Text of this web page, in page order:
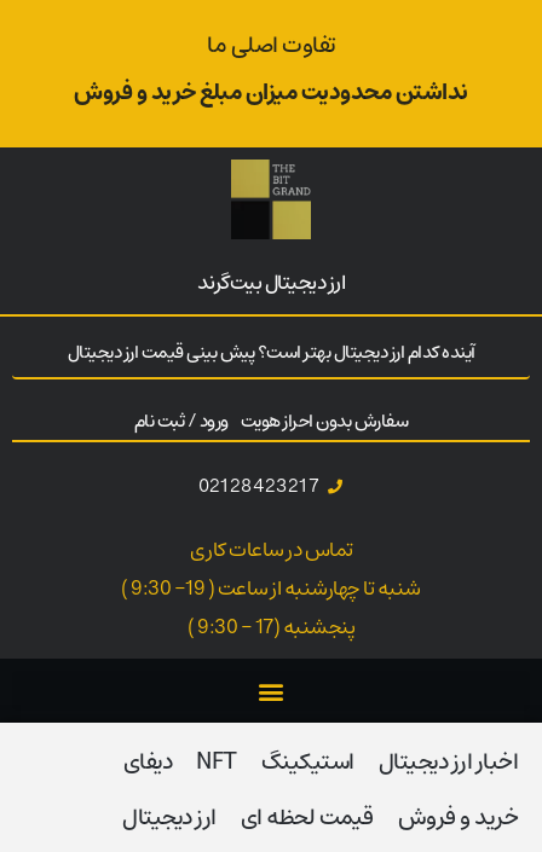
تفاوت اصلی ما
نداشتن محدودیت میزان مبلغ خرید و فروش
ارز‌ دیجیتال بیت‌گرند
آینده کدام ارز دیجیتال بهتر است؟ پیش بینی قیمت ارز دیجیتال
سفارش بدون احراز هویت ورود / ثبت نام
02128423217
تماس در ساعات کاری
شنبه تا چهارشنبه از ساعت ( 19- 9:30 )
پنجشنبه (17 - 9:30 )
اخبار ارز دیجیتال استیکینگ NFT
دیفای
خرید و فروش
قیمت لحظه ای
ارز دیجیتال